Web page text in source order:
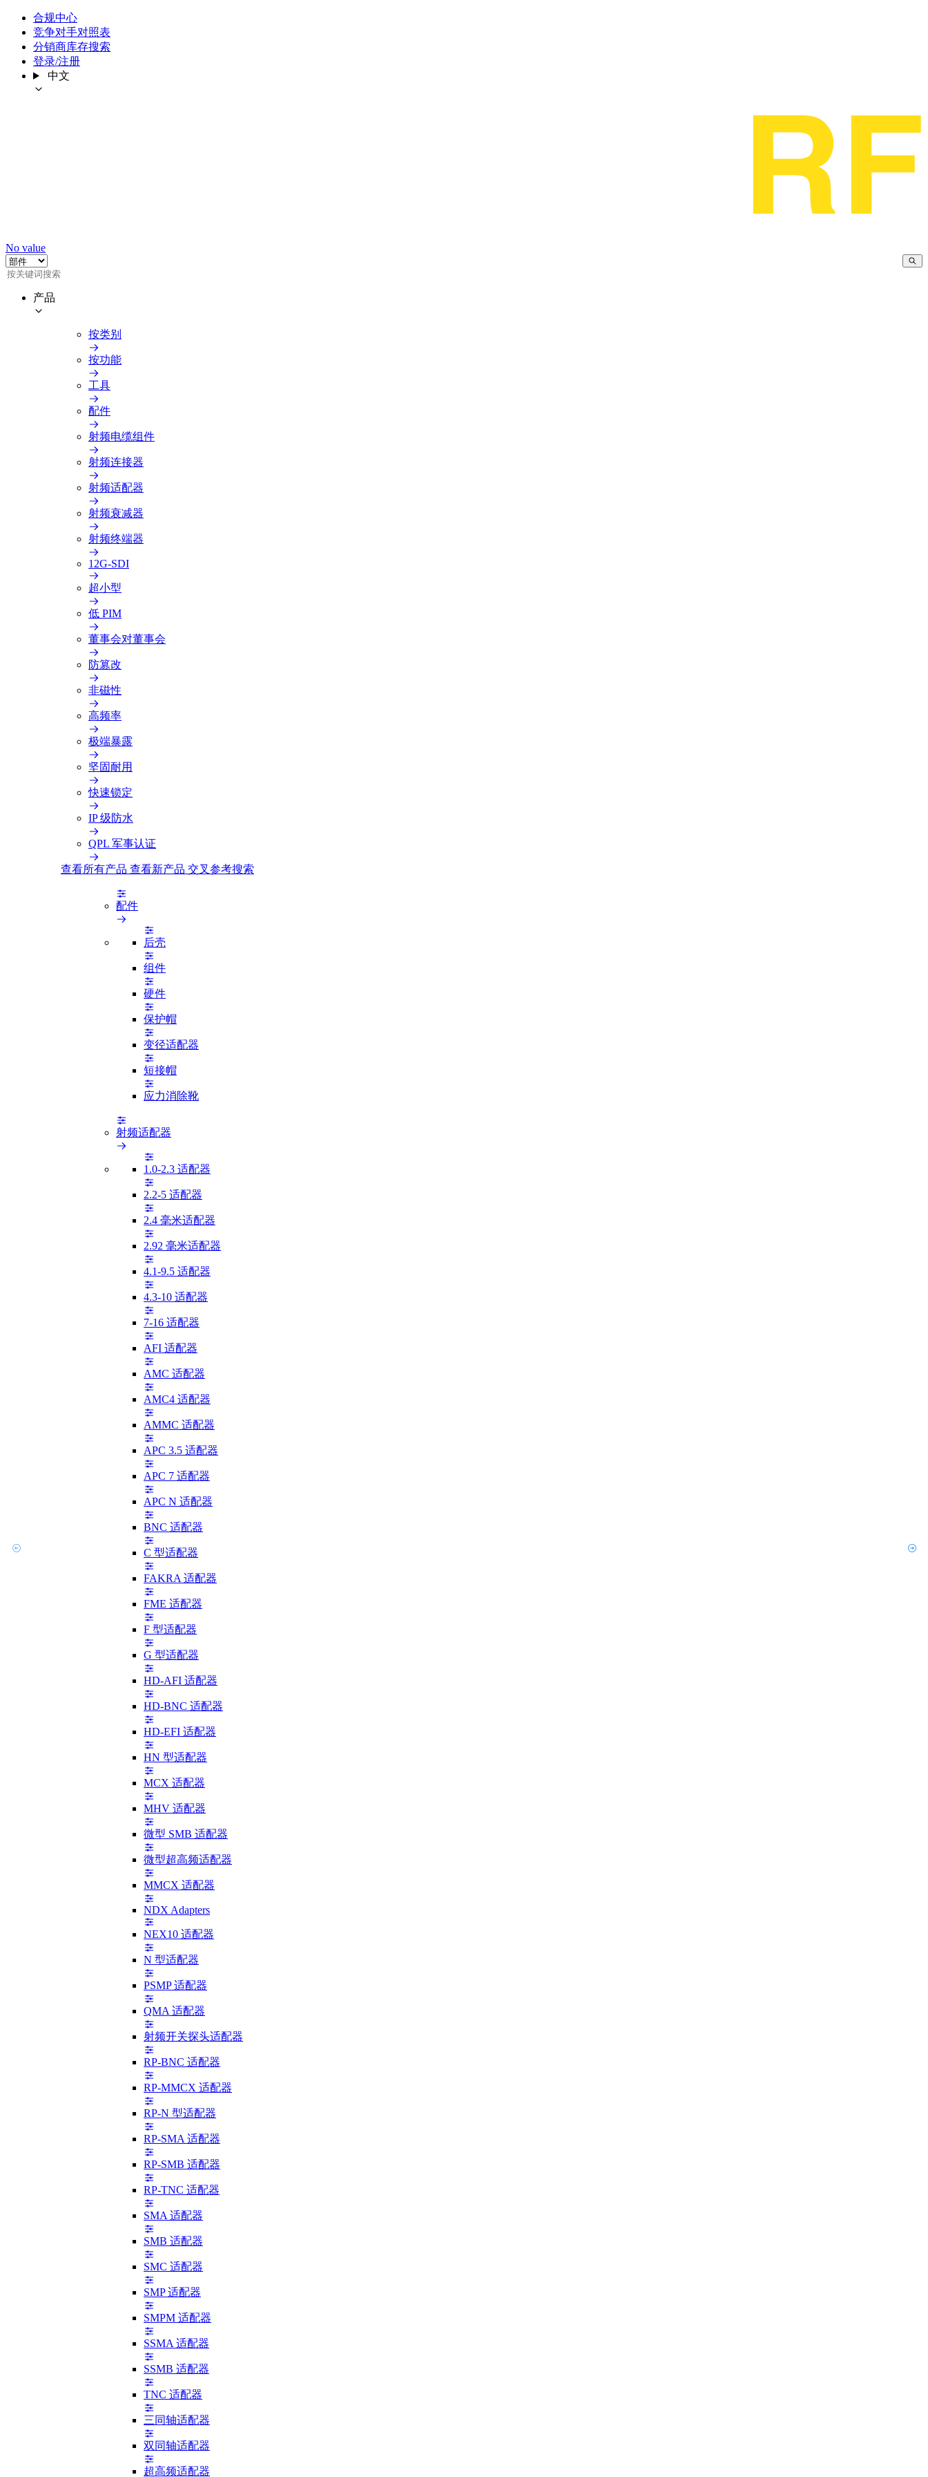
合规中心
竞争对手对照表
分销商库存搜索
登录/注册
中文
No value
产品
按类别
按功能
工具
配件
射频电缆组件
射频连接器
射频适配器
射频衰减器
射频终端器
12G-SDI
超小型
低 PIM
董事会对董事会
防篡改
非磁性
高频率
极端暴露
坚固耐用
快速锁定
IP 级防水
QPL 军事认证
查看所有产品 查看新产品 交叉参考搜索
配件
后壳
组件
硬件
保护帽
变径适配器
短接帽
应力消除靴
射频适配器
1.0-2.3 适配器
2.2-5 适配器
2.4 毫米适配器
2.92 毫米适配器
4.1-9.5 适配器
4.3-10 适配器
7-16 适配器
AFI 适配器
AMC 适配器
AMC4 适配器
AMMC 适配器
APC 3.5 适配器
APC 7 适配器
APC N 适配器
BNC 适配器
C 型适配器
FAKRA 适配器
FME 适配器
F 型适配器
G 型适配器
HD-AFI 适配器
HD-BNC 适配器
HD-EFI 适配器
HN 型适配器
MCX 适配器
MHV 适配器
微型 SMB 适配器
微型超高频适配器
MMCX 适配器
NDX Adapters
NEX10 适配器
N 型适配器
PSMP 适配器
QMA 适配器
射频开关探头适配器
RP-BNC 适配器
RP-MMCX 适配器
RP-N 型适配器
RP-SMA 适配器
RP-SMB 适配器
RP-TNC 适配器
SMA 适配器
SMB 适配器
SMC 适配器
SMP 适配器
SMPM 适配器
SSMA 适配器
SSMB 适配器
TNC 适配器
三同轴适配器
双同轴适配器
超高频适配器